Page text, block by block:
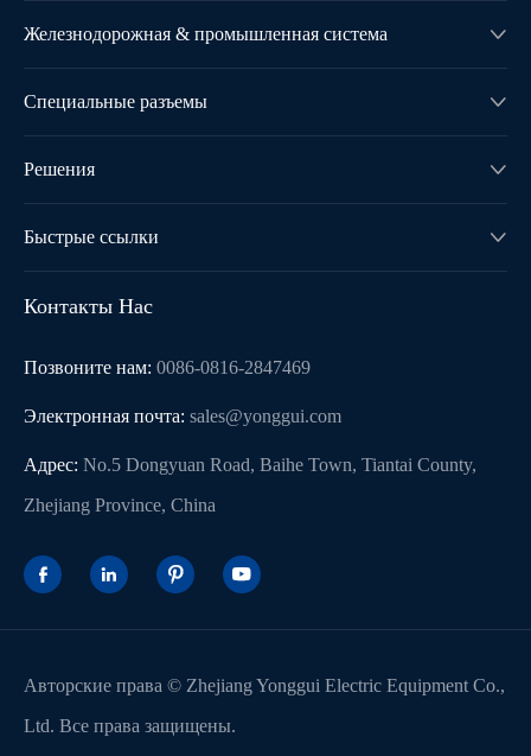
Железнодорожная & промышленная система 
Специальные разъемы 
Решения 
Быстрые ссылки 
Контакты Нас
Позвоните нам: 0086-0816-2847469
Электронная почта: sales@yonggui.com
Адрес: No.5 Dongyuan Road, Baihe Town, Tiantai County,
Zhejiang Province, China
   
Авторские права © Zhejiang Yonggui Electric Equipment Co.,
Ltd. Все права защищены.